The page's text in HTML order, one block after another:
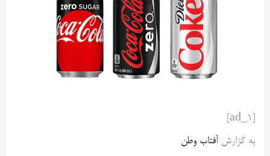
به گزارش آفتاب وطن